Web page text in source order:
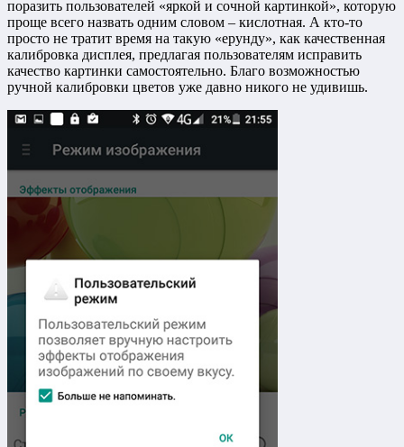
поразить пользователей «яркой и сочной картинкой», которую
проще всего назвать одним словом – кислотная. А кто-то
просто не тратит время на такую «ерунду», как качественная
калибровка дисплея, предлагая пользователям исправить
качество картинки самостоятельно. Благо возможностью
ручной калибровки цветов уже давно никого не удивишь.